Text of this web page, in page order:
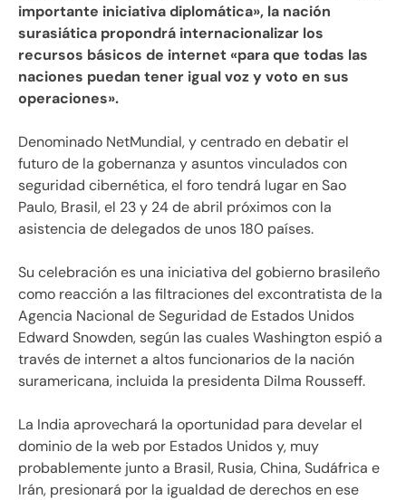
importante iniciativa diplomática», la nación
surasiática propondrá internacionalizar los
recursos básicos de internet «para que todas las
naciones puedan tener igual voz y voto en sus
operaciones».
Denominado NetMundial, y centrado en debatir el
futuro de la gobernanza y asuntos vinculados con
seguridad cibernética, el foro tendrá lugar en Sao
Paulo, Brasil, el 23 y 24 de abril próximos con la
asistencia de delegados de unos 180 países.
Su celebración es una iniciativa del gobierno brasileño
como reacción a las filtraciones del excontratista de la
Agencia Nacional de Seguridad de Estados Unidos
Edward Snowden, según las cuales Washington espió a
través de internet a altos funcionarios de la nación
suramericana, incluida la presidenta Dilma Rousseff.
La India aprovechará la oportunidad para develar el
dominio de la web por Estados Unidos y, muy
probablemente junto a Brasil, Rusia, China, Sudáfrica e
Irán, presionará por la igualdad de derechos en ese